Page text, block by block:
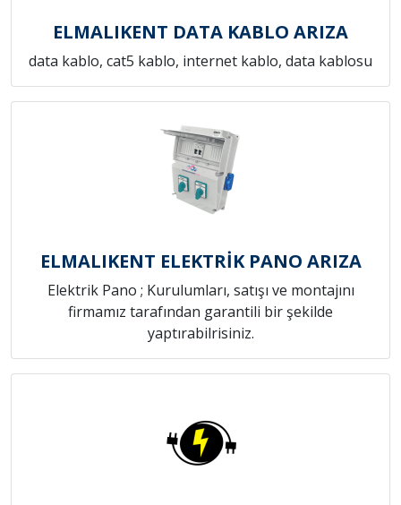
ELMALIKENT DATA KABLO ARIZA
data kablo, cat5 kablo, internet kablo, data kablosu
ELMALIKENT ELEKTRİK PANO ARIZA
Elektrik Pano ; Kurulumları, satışı ve montajını
firmamız tarafından garantili bir şekilde
yaptırabilrisiniz.